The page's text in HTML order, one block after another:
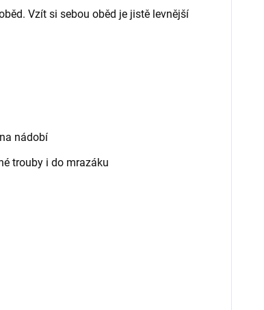
Vzít si sebou oběd je jistě levnější
nádobí
trouby i do mrazáku